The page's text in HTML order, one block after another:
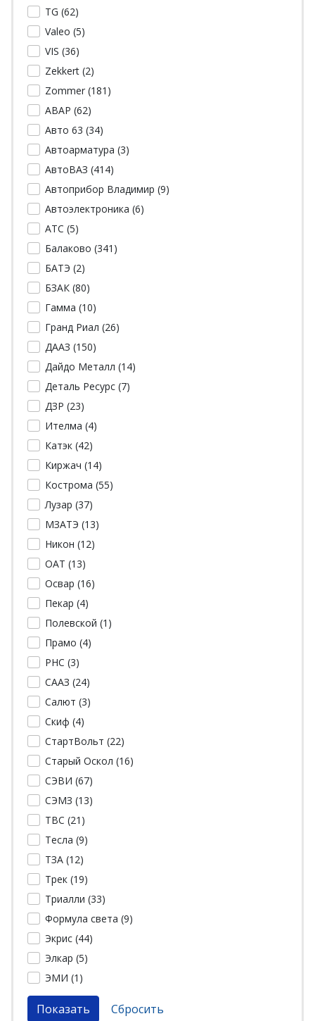
TG (62)
Valeo (5)
VIS (36)
Zekkert (2)
Zommer (181 )
АВАР (62)
Авто 63 (34)
Автоарматура (3)
АвтоВАЗ (414)
Автоприбор Владимир (9)
Автоэлектроника (6)
АТС (5)
Балаково (341 )
БАТЭ (2)
БЗАК (80)
Гамма (10)
Гранд Риал (26)
ДААЗ (150)
Дайдо Металл (14)
Деталь Ресурс (7)
ДЗР (23)
Ителма (4)
Катэк (42)
Киржач (14)
Кострома (55)
Лузар (37)
МЗАТЭ (13)
Никон (12)
ОАТ (13)
Освар (16)
Пекар (4)
Полевской (1 )
Прамо (4)
РНС (3)
СААЗ (24)
Салют (3)
Скиф (4)
СтартВольт (22)
Старый Оскол (16)
СЭВИ (67)
СЭМЗ (13)
ТВС (21 )
Тесла (9)
ТЗА (12)
Трек (19)
Триалли (33)
Формула света (9)
Экрис (44)
Элкар (5)
ЭМИ (1 )